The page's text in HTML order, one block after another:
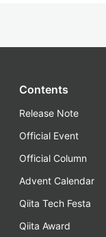
Contents
Release Note
Official Event
Official Column
Advent Calendar
Qiita Tech Festa
Qiita Award